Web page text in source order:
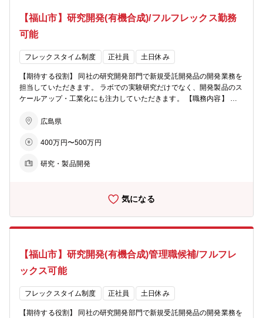
【福山市】研究開発(有機合成)/フルフレックス勤務
可能
フレックスタイム制度 正社員 土日休み
【期待する役割】 同社の研究開発部門で新規受託開発品の開発業務を
担当していただきます。 ラボでの実験研究だけでなく、開発製品のス
ケールアップ・工業化にも注力していただきます。 【職務内容】 ・
ールアップ(数L～数百Lスケール) ・事業部門と連携した顧客対応 な
野】有機化学/有機合成 【組織構成】 研究開発部門は17人(平均年齢3
【研修制度】 入社後はOJTを実施しながら業務をキャッチアップして
広島県
400万円〜500万円
研究・製品開発
気になる
【福山市】研究開発(有機合成)管理職候補/フルフレ
ックス可能
フレックスタイム制度 正社員 土日休み
【期待する役割】 同社の研究開発部門で新規受託開発品の開発業務を